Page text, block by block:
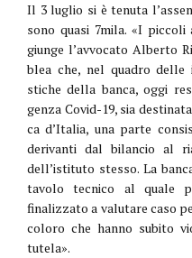
Il 3 luglio si è tenuta
sono quasi 7mila. «I
giunge l’avvocato Alberto
blea che, nel quadro
stiche della banca, oggi
genza Covid-19, sia
ca d’Italia, una parte
deri­vanti dal bilancio al
dell’istitu­to stesso. La
tavolo tec­nico al quale
finalizzato a va­lutare caso
coloro che hanno subito
tutela».